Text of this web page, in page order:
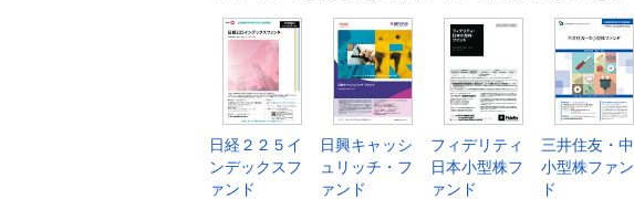
日経２２５イ
ンデックスフ
ァンド
日興キャッシ
ュリッチ・フ
ァンド
フィデリティ
日本小型株フ
ァンド
三井住友・中
小型株ファン
ド